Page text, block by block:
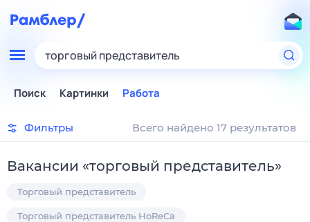
торговый представитель
Поиск Картинки Работа
Фильтры Всего найдено 17 результатов
Вакансии «торговый представитель»
Торговый представитель
Торговый представитель HoReCa